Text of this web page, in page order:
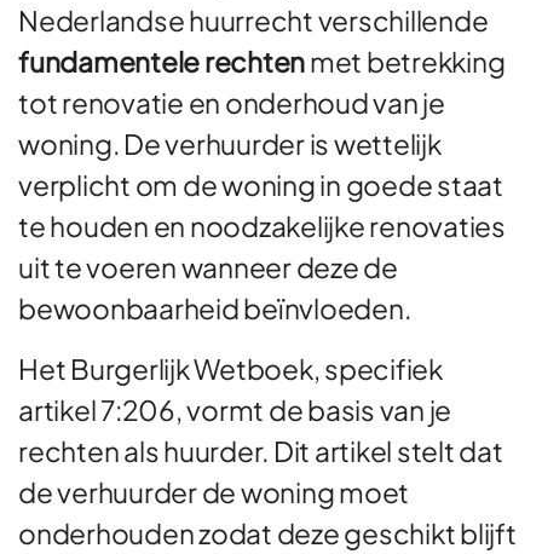
Nederlandse huurrecht verschillende
fundamentele rechtenmet betrekking
tot renovatie en onderhoud van je
woning. De verhuurder is wettelijk
verplicht om de woning in goede staat
te houden en noodzakelijke renovaties
uit te voeren wanneer deze de
bewoonbaarheid beïnvloeden.
Het Burgerlijk Wetboek, specifiek
artikel 7:206, vormt de basis van je
rechten als huurder. Dit artikel stelt dat
de verhuurder de woning moet
onderhouden zodat deze geschikt blijft